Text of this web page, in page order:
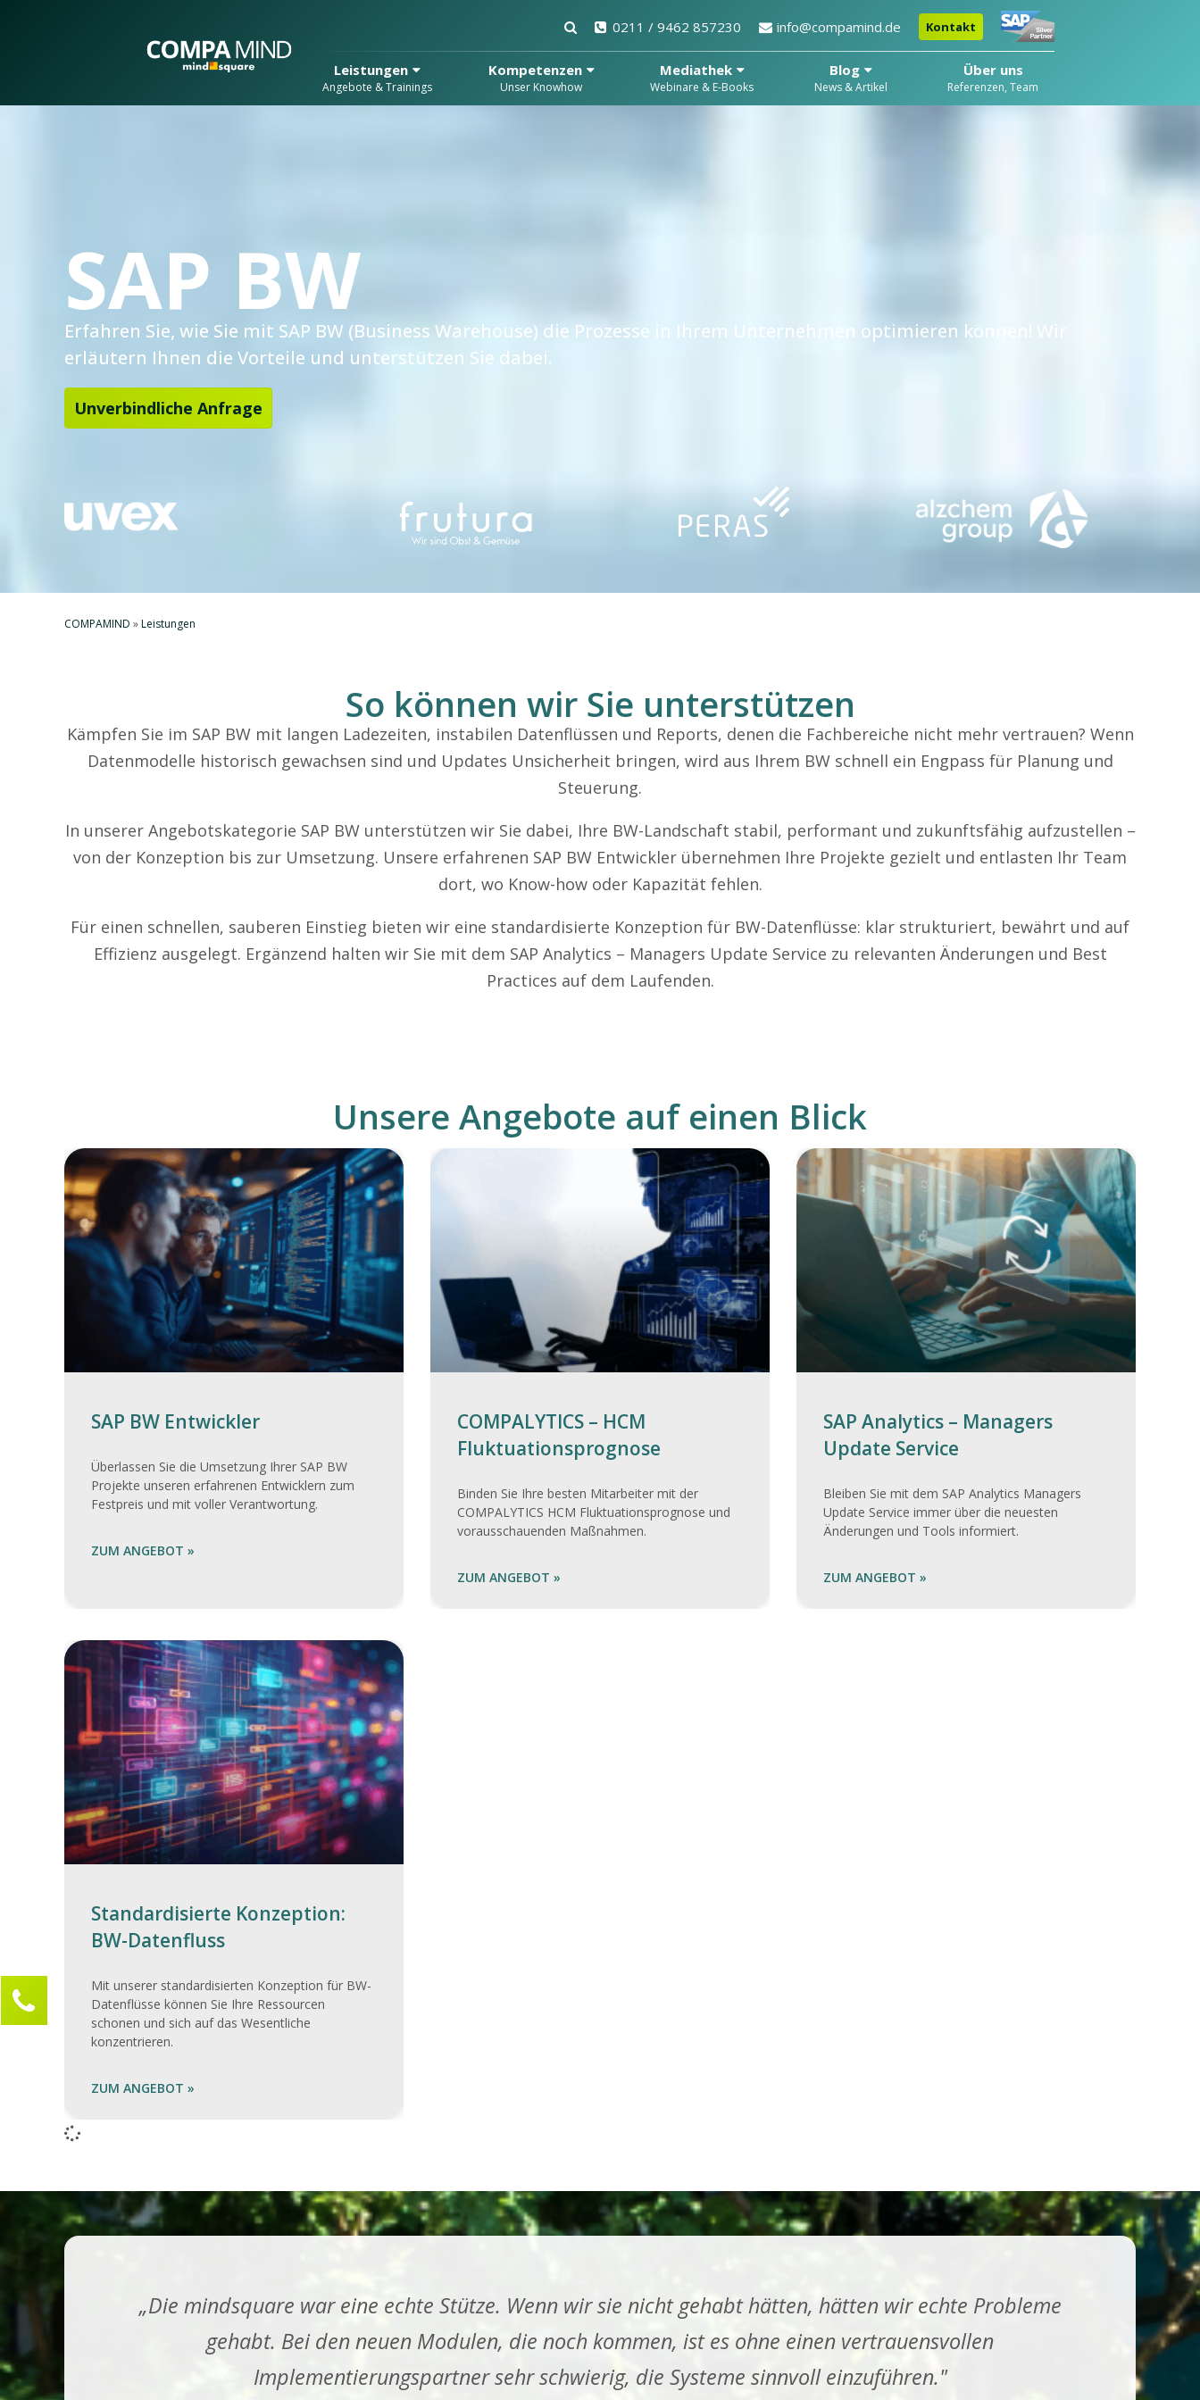
0211 / 9462 857230 info@compamind.de Kontakt
Leistungen
Angebote & Trainings
Kompetenzen
Unser Knowhow
Mediathek
Webinare & E-Books
Blog
News & Artikel
Über uns
Referenzen, Team
SAP BW
Erfahren Sie, wie Sie mit SAP BW (Business Warehouse) die Prozesse in Ihrem Unternehmen optimieren können! Wir
erläutern Ihnen die Vorteile und unterstützen Sie dabei.
Unverbindliche Anfrage
COMPAMIND »Leistungen
So können wir Sie unterstützen
Kämpfen Sie im SAP BW mit langen Ladezeiten, instabilen Datenflüssen und Reports, denen die Fachbereiche nicht mehr vertrauen? Wenn
Datenmodelle historisch gewachsen sind und Updates Unsicherheit bringen, wird aus Ihrem BW schnell ein Engpass für Planung und
Steuerung.
In unserer Angebotskategorie SAP BW unterstützen wir Sie dabei, Ihre BW-Landschaft stabil, performant und zukunftsfähig aufzustellen –
von der Konzeption bis zur Umsetzung. Unsere erfahrenen SAP BW Entwickler übernehmen Ihre Projekte gezielt und entlasten Ihr Team
dort, wo Know-how oder Kapazität fehlen.
Für einen schnellen, sauberen Einstieg bieten wir eine standardisierte Konzeption für BW-Datenflüsse: klar strukturiert, bewährt und auf
Effizienz ausgelegt. Ergänzend halten wir Sie mit dem SAP Analytics – Managers Update Service zu relevanten Änderungen und Best
Practices auf dem Laufenden.
Unsere Angebote auf einen Blick
SAP BW Entwickler
Überlassen Sie die Umsetzung Ihrer SAP BW
Projekte unseren erfahrenen Entwicklern zum
Festpreis und mit voller Verantwortung.
ZUM ANGEBOT »
COMPALYTICS – HCM
Fluktuationsprognose
Binden Sie Ihre besten Mitarbeiter mit der
COMPALYTICS HCM Fluktuationsprognose und
vorausschauenden Maßnahmen.
ZUM ANGEBOT »
SAP Analytics – Managers
Update Service
Bleiben Sie mit dem SAP Analytics Managers
Update Service immer über die neuesten
Änderungen und Tools informiert.
ZUM ANGEBOT »
Standardisierte Konzeption:
BW-Datenfluss
Mit unserer standardisierten Konzeption für BW-
Datenflüsse können Sie Ihre Ressourcen
schonen und sich auf das Wesentliche
konzentrieren.
ZUM ANGEBOT »
„Die mindsquare war eine echte Stütze. Wenn wir sie nicht gehabt hätten, hätten wir echte Probleme
gehabt. Bei den neuen Modulen, die noch kommen, ist es ohne einen vertrauensvollen
Implementierungspartner sehr schwierig, die Systeme sinnvoll einzuführen."
Kontaktieren Sie uns!
Marie Frösener
Kundenservice
0211 946 285 72-30